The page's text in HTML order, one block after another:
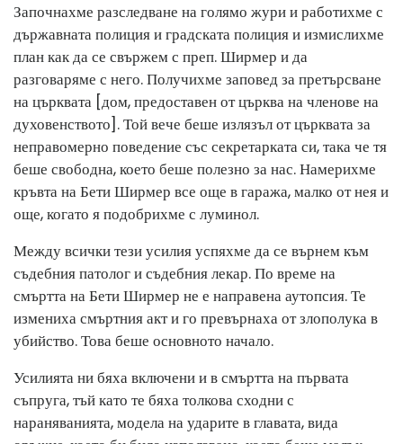
Започнахме разследване на голямо жури и работихме с
държавната полиция и градската полиция и измислихме
план как да се свържем с преп. Ширмер и да
разговаряме с него. Получихме заповед за претърсване
на църквата [дом, предоставен от църква на членове на
духовенството]. Той вече беше излязъл от църквата за
неправомерно поведение със секретарката си, така че тя
беше свободна, което беше полезно за нас. Намерихме
кръвта на Бети Ширмер все още в гаража, малко от нея и
още, когато я подобрихме с луминол.
Между всички тези усилия успяхме да се върнем към
съдебния патолог и съдебния лекар. По време на
смъртта на Бети Ширмер не е направена аутопсия. Те
измениха смъртния акт и го превърнаха от злополука в
убийство. Това беше основното начало.
Усилията ни бяха включени и в смъртта на първата
съпруга, тъй като те бяха толкова сходни с
нараняванията, модела на ударите в главата, вида